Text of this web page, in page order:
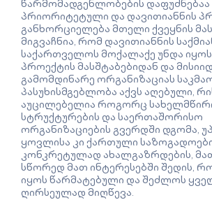
წარმომადგენლობების დაფუძნებაა
პრიორიტეტული და დავითიანნის
განხორციელება მთელი ქვეყნის
მიგვაჩნია, რომ დავითიანნის
საქართველოს მოქალაქე უნდა
პროექტის მასშტაბებიდან და
გამომდინარე ორგანიზაციას
პასუხისმგებლობა აქვს აღებული,
აუცილებელია როგორც
სტრუქტურების და საერთაშორისო
ორგანიზაციების გვერდში დგომა,
ყოვლისა კი ქართული
კონკრეტულად ახალგაზრდების,
სწორედ მათ ინტერესებში შედის,
იყოს წარმატებული და შეძლოს
ღირსეულად მიღწევა.